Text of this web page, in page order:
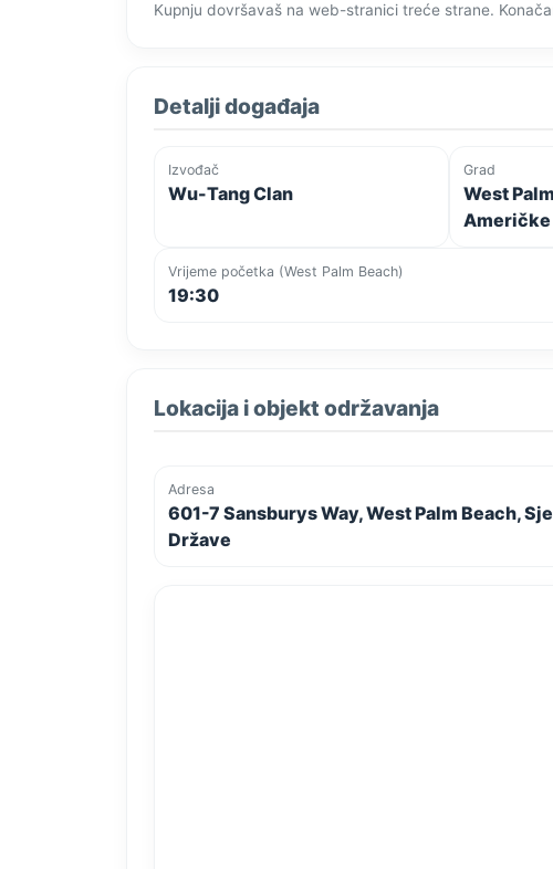
Kupnju dovršavaš na web-stranici treće strane.
Detalji događaja
Izvođač
Wu-Tang Clan
Grad
West
Američke
Vrijeme početka (West Palm Beach)
19:30
Lokacija i objekt održavanja
Adresa
601-7 Sansburys Way, West Palm Beach,
Države